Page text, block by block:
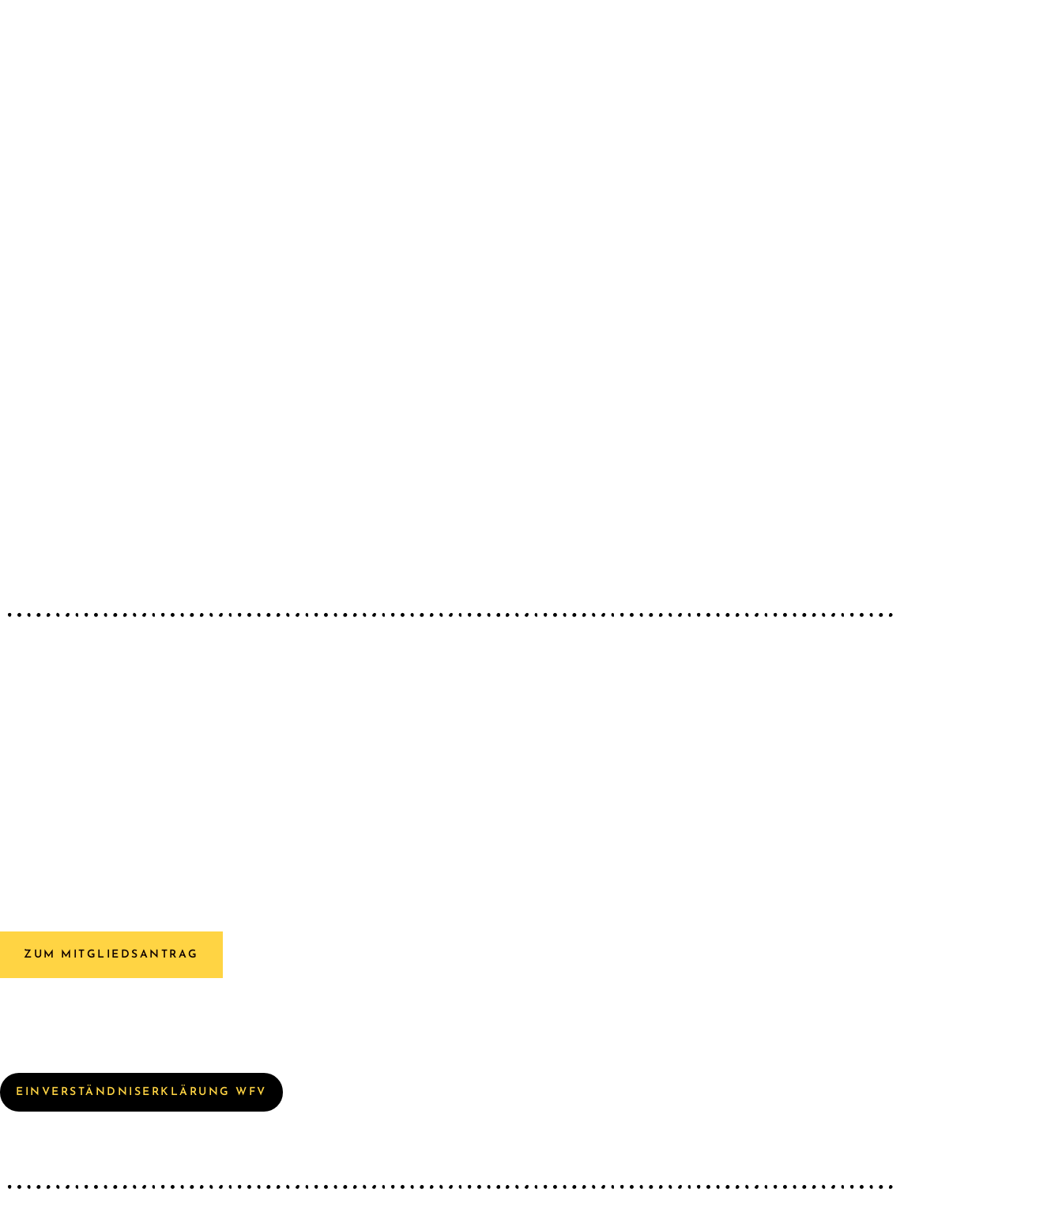
ZUM MITGLIEDSANTRAG
EINVERSTÄNDNISERKLÄRUNG WFV